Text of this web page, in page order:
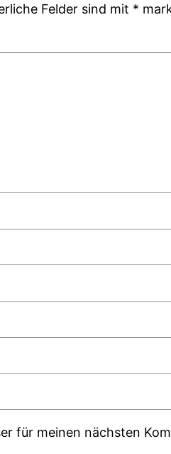
Felder sind mit *
für meinen nächsten